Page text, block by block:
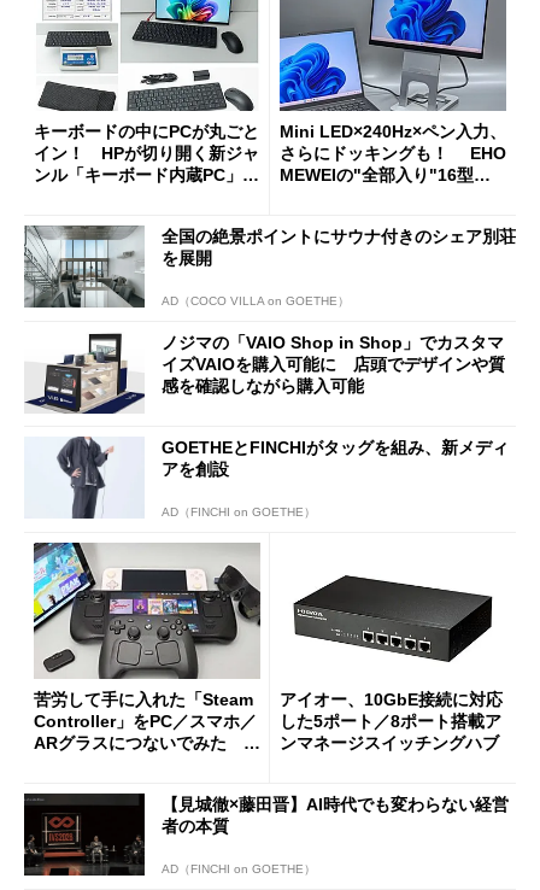
キーボードの中にPCが丸ごと
イン！ HPが切り開く新ジャ
ンル「キーボード内蔵PC」の
Mini LED×240Hz×ペン入力、
さらにドッキングも！ EHO
MEWEIの"全部入り"16型モ
全国の絶景ポイントにサウナ付きのシェア別荘
を展開
AD（COCO VILLA on GOETHE）
ノジマの「VAIO Shop in Shop」でカスタマ
イズVAIOを購入可能に 店頭でデザインや質
感を確認しながら購入可能
GOETHEとFINCHIがタッグを組み、新メディ
アを創設
AD（FINCHI on GOETHE）
苦労して手に入れた「Steam
Controller」をPC／スマホ／
ARグラスにつないでみた ゲ
アイオー、10GbE接続に対応
した5ポート／8ポート搭載ア
ンマネージスイッチングハブ
【見城徹×藤田晋】AI時代でも変わらない経営
者の本質
AD（FINCHI on GOETHE）